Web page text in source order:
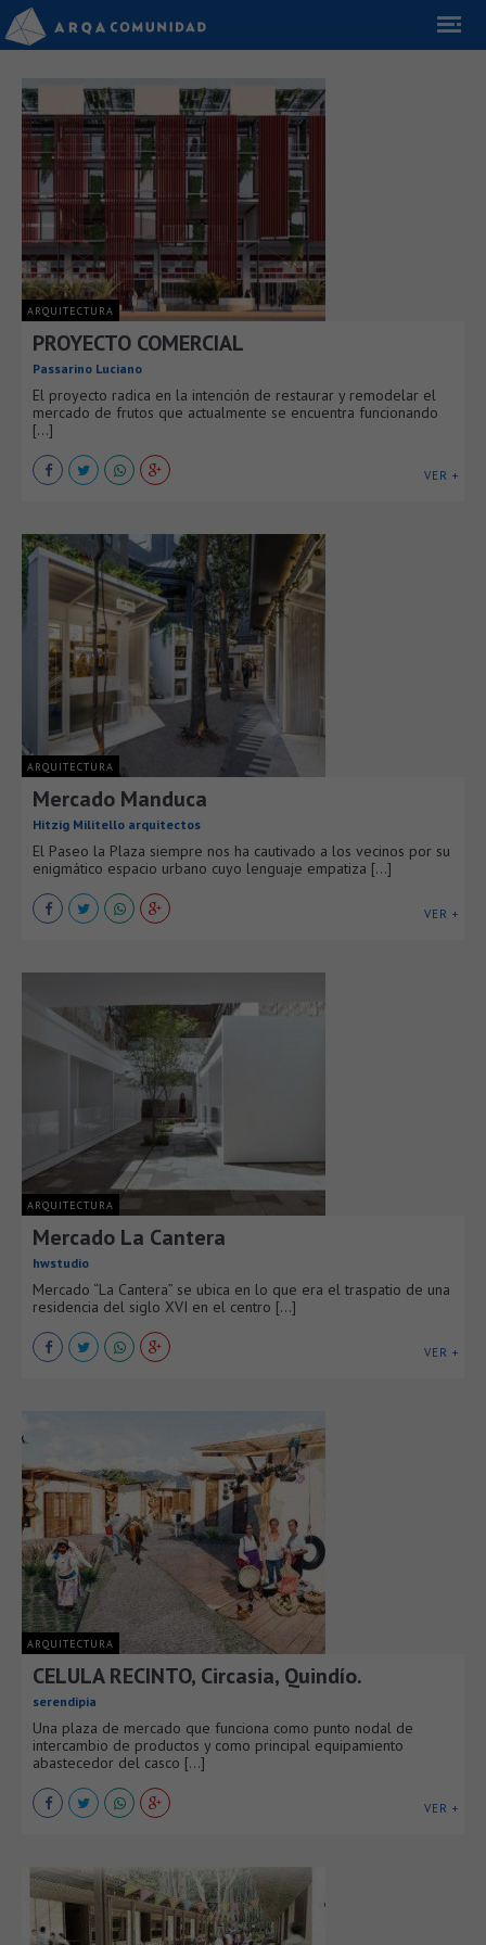
ARQUITECTURA
PROYECTO COMERCIAL
Passarino Luciano
El proyecto radica en la intención de restaurar y remodelar el
mercado de frutos que actualmente se encuentra funcionando
[...]
VER +
ARQUITECTURA
Mercado Manduca
Hitzig Militello arquitectos
El Paseo la Plaza siempre nos ha cautivado a los vecinos por su
enigmático espacio urbano cuyo lenguaje empatiza [...]
VER +
ARQUITECTURA
Mercado La Cantera
hwstudio
Mercado “La Cantera” se ubica en lo que era el traspatio de una
residencia del siglo XVI en el centro [...]
VER +
ARQUITECTURA
CELULA RECINTO, Circasia, Quindío.
serendipia
Una plaza de mercado que funciona como punto nodal de
intercambio de productos y como principal equipamiento
abastecedor del casco [...]
VER +